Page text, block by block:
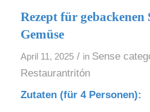
Rezept für gebackenen
Gemüse
April 11, 2025 / in Sense
Restaurantritón
Zutaten (für 4 Personen):